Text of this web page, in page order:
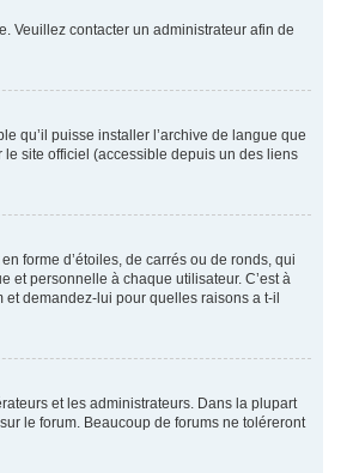
Veuillez contacter un administrateur afin de
qu’il puisse installer l’archive de langue que
le site officiel (accessible depuis un des liens
forme d’étoiles, de carrés ou de ronds, qui
et personnelle à chaque utilisateur. C’est à
et demandez-lui pour quelles raisons a t-il
et les administrateurs. Dans la plupart
le forum. Beaucoup de forums ne toléreront